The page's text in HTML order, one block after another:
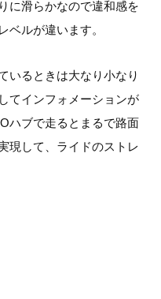
に滑らかなので違和感を
ベルが違います。
いるときは大なり小なり
てインフォメーションが
ハブで走るとまるで路面
現して、ライドのストレ